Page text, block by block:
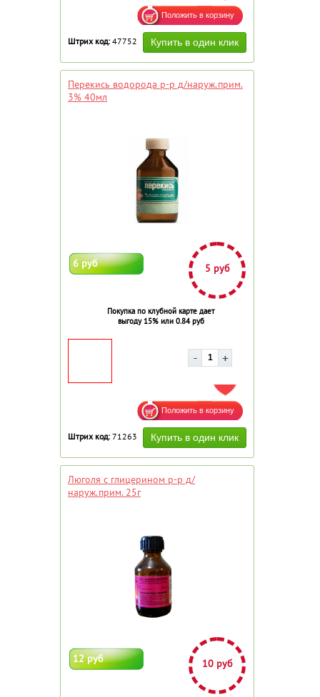
Штрих код: 47752
Перекись водорода р-р д/наруж.прим.
3% 40мл
6 руб 5 руб
Покупка по клубной карте дает
выгоду 15% или 0.84 руб
ДОБАВИТЬ В ИЗБРАННОЕ
Штрих код: 71263
Люголя с глицерином р-р д/
наруж.прим. 25г
12 руб 10 руб